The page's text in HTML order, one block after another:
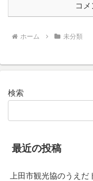
コ
ホーム 未分類
検索
最近の投稿
上田市観光協のうえ